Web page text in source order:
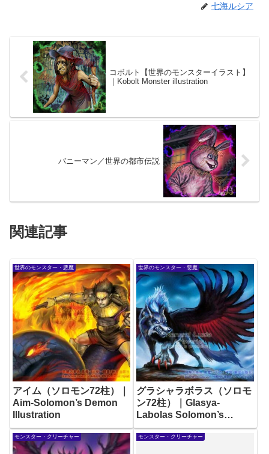
七海ルシア
コボルト【世界のモンスターイラスト】
｜Kobolt Monster illustration
バニーマン／世界の都市伝説
関連記事
世界のモンスター・悪魔
アイム（ソロモン72柱）｜
Aim-Solomon’s Demon
Illustration
世界のモンスター・悪魔
グラシャラボラス（ソロモ
ン72柱）｜Glasya-
Labolas Solomon’s
Demon Illustration
モンスター・クリーチャー モンスター・クリーチャー